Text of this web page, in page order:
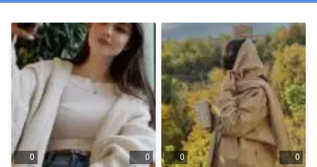
0 0 0 0